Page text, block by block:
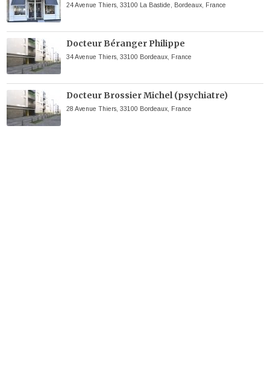
24 Avenue Thiers, 33100 La Bastide, Bordeaux, France
Docteur Béranger Philippe
34 Avenue Thiers, 33100 Bordeaux, France
Docteur Brossier Michel (psychiatre)
28 Avenue Thiers, 33100 Bordeaux, France